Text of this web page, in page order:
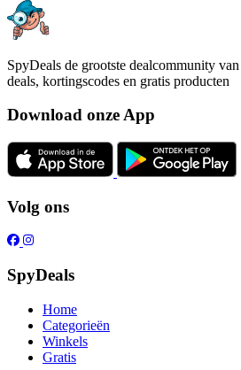
SpyDeals de grootste dealcommunity
deals, kortingscodes en gratis producten
Download onze App
Volg ons
SpyDeals
Home
Categorieën
Winkels
Gratis